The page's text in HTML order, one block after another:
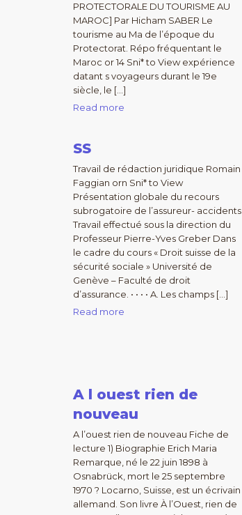
PROTECTORALE DU TOURISME AU
MAROC] Par Hicham SABER Le
tourisme au Ma de l’époque du
Protectorat. Répo fréquentant le
Maroc or 14 Sni* to View expérience
datant s voyageurs durant le 19e
siècle, le […]
Read more
SS
Travail de rédaction juridique Romain
Faggian orn Sni* to View
Présentation globale du recours
subrogatoire de l’assureur- accidents
Travail effectué sous la direction du
Professeur Pierre-Yves Greber Dans
le cadre du cours « Droit suisse de la
sécurité sociale » Université de
Genève – Faculté de droit
d’assurance. • • • • A. Les champs […]
Read more
A l ouest rien de
nouveau
A l’ouest rien de nouveau Fiche de
lecture 1) Biographie Erich Maria
Remarque, né le 22 juin 1898 à
Osnabrück, mort le 25 septembre
1970 ? Locarno, Suisse, est un écrivain
allemand. Son livre À l’Ouest, rien de